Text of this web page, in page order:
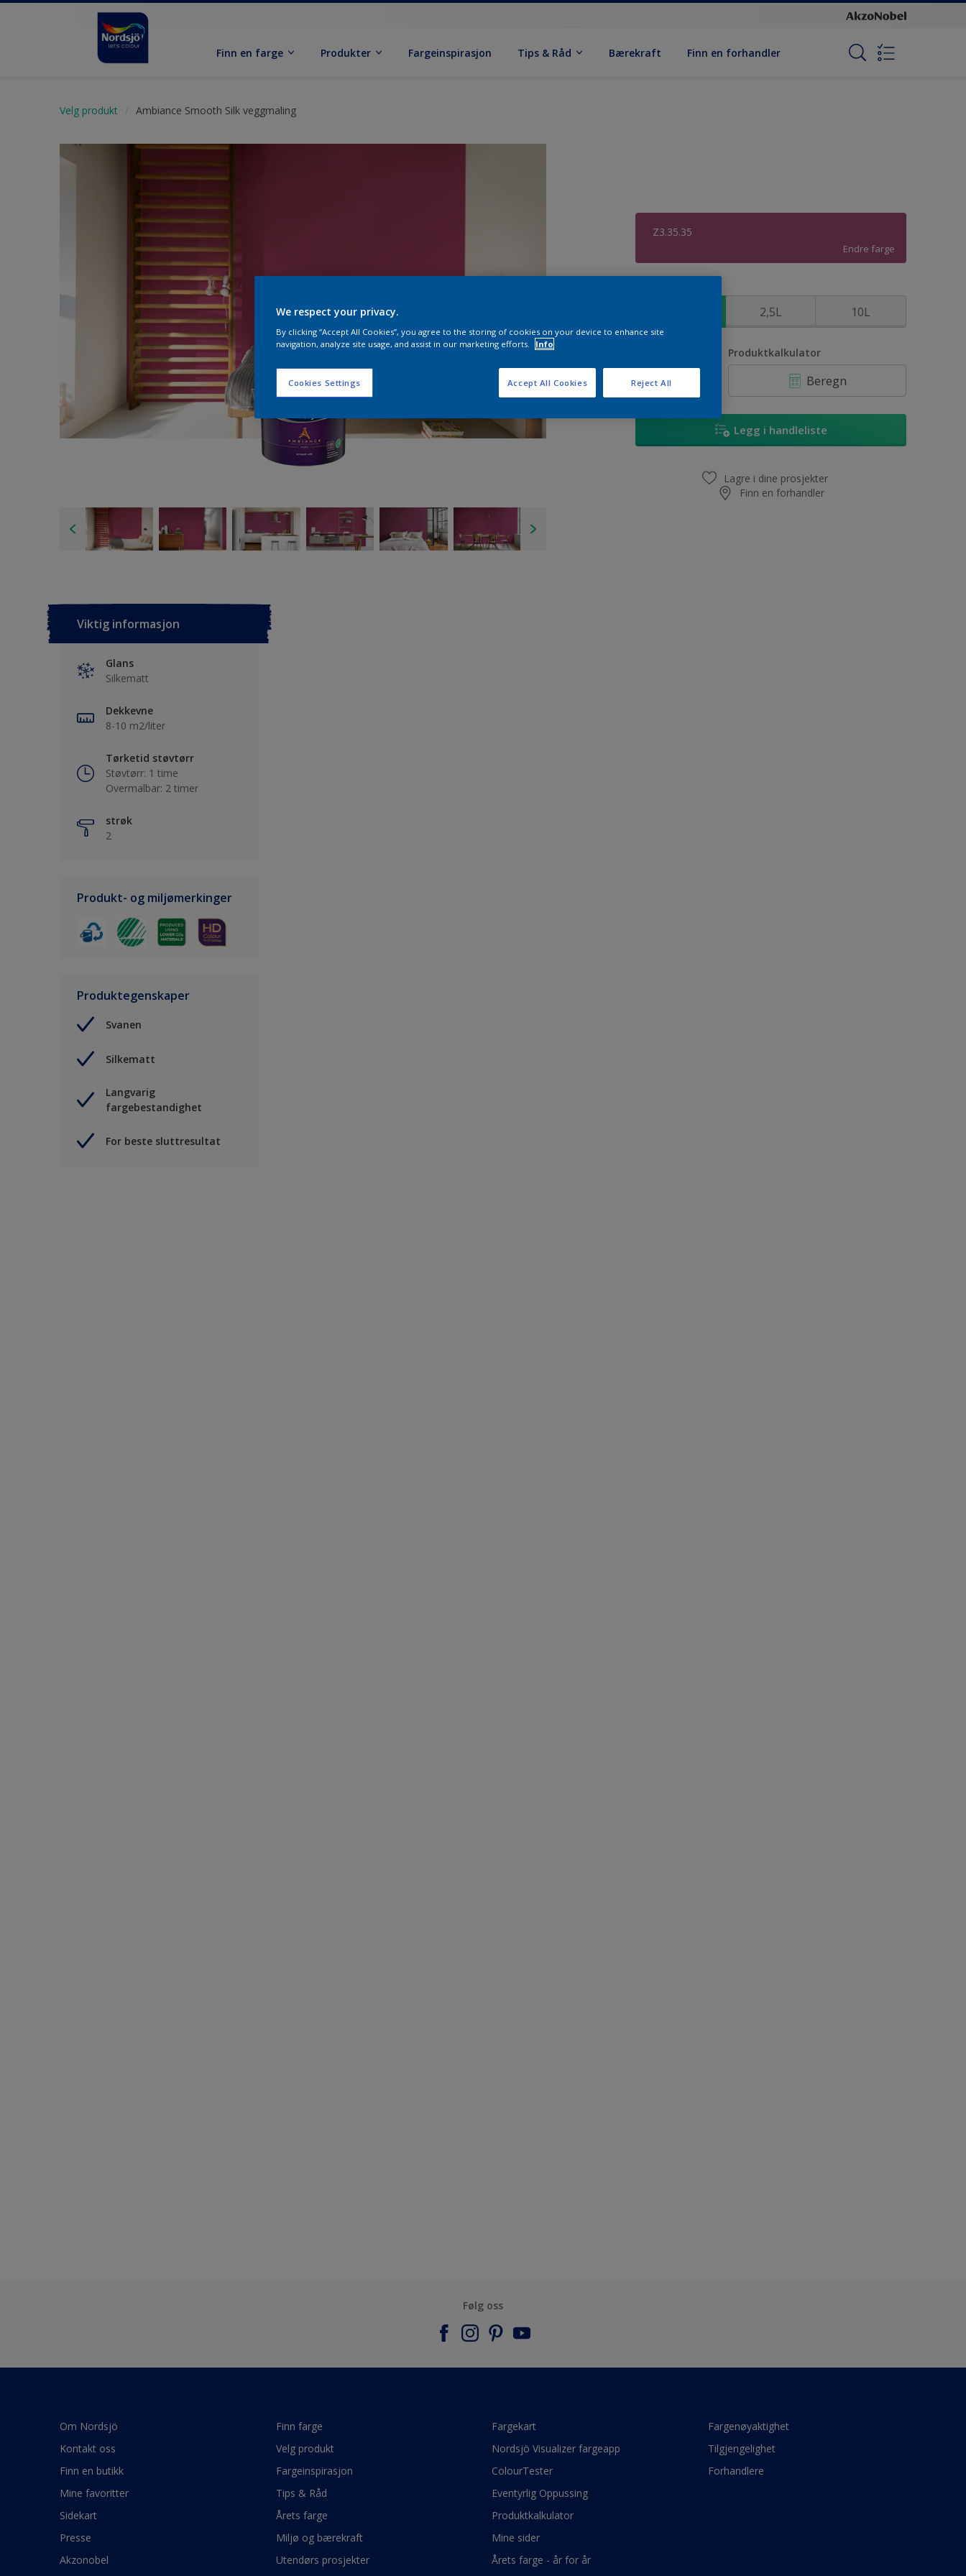
Finn en farge Produkter Fargeinspirasjon Tips & Råd Bærekraft Finn en forhandler
Velg produkt Ambiance Smooth Silk veggmaling
Z3.35.35
Endre farge
2,5L 10L
Produktkalkulator
Beregn
Legg i handleliste
Lagre i dine prosjekter
Finn en forhandler
Viktig informasjon
Glans
Silkematt
Dekkevne
8-10 m2/liter
Tørketid støvtørr
Støvtørr: 1 time
Overmalbar: 2 timer
strøk
2
Produkt- og miljømerkinger
Produktegenskaper
Svanen
Silkematt
Langvarig
fargebestandighet
For beste sluttresultat
Følg oss
Om Nordsjö
Kontakt oss
Finn en butikk
Mine favoritter
Sidekart
Presse
Akzonobel
Finn farge
Velg produkt
Fargeinspirasjon
Tips & Råd
Årets farge
Miljø og bærekraft
Utendørs prosjekter
Fargekart
Nordsjö Visualizer fargeapp
ColourTester
Eventyrlig Oppussing
Produktkalkulator
Mine sider
Årets farge - år for år
Fargenøyaktighet
Tilgjengelighet
Forhandlere
We respect your privacy.
By clicking “Accept All Cookies”, you agree to the storing of cookies on your device to enhance site
navigation, analyze site usage, and assist in our marketing efforts.
Info
Cookies Settings Reject All
Accept All Cookies